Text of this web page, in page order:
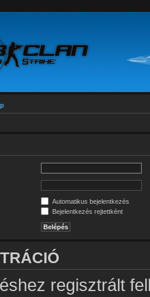
Automatikus bejelentkezés
Bejelentkezés rejtettként
regisztrált